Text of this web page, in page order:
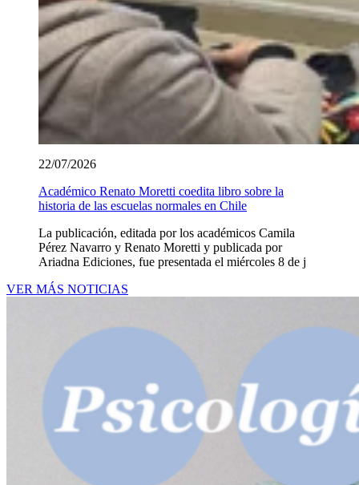
22/07/2026
Académico Renato Moretti coedita libro sobre la
historia de las escuelas normales en Chile
La publicación, editada por los académicos Camila
Pérez Navarro y Renato Moretti y publicada por
Ariadna Ediciones, fue presentada el miércoles 8 de j
VER MÁS NOTICIAS